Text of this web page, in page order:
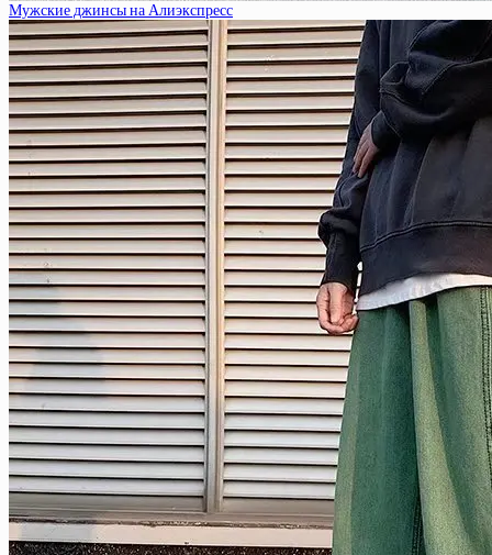
Мужские джинсы на Алиэкспресс